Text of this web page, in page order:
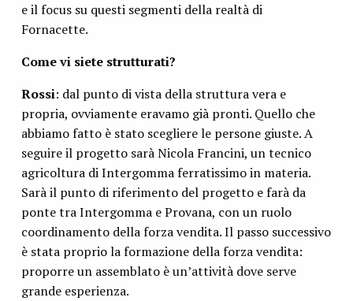
e il focus su questi segmenti della realtà di
Fornacette.
Come vi siete strutturati?
Rossi: dal punto di vista della struttura vera e
propria, ovviamente eravamo già pronti. Quello che
abbiamo fatto è stato scegliere le persone giuste. A
seguire il progetto sarà Nicola Francini, un tecnico
agricoltura di Intergomma ferratissimo in materia.
Sarà il punto di riferimento del progetto e farà da
ponte tra Intergomma e Provana, con un ruolo
coordinamento della forza vendita. Il passo successivo
è stata proprio la formazione della forza vendita:
proporre un assemblato è un’attività dove serve
grande esperienza.